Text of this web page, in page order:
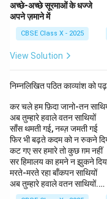
अच्छे-अच्छे सूरमाओं के धज्जे
अपने ज़माने में
CBSE Class X - 2025
View Solution
निम्नलिखित पठित काव्यांश को
कर चले हम फ़िदा जानो-तन
अब तुम्हारे हवाले वतन साथियों
साँस थमती गई, नब्ज़ जमती गई
फिर भी बढ़ते कदम को न रुकने
कट गए सर हमारे तो कुछ ग़म नहीं
सर हिमालय का हमने न झुकने
मरते-मरते रहा बाँकपन साथियों
अब तुम्हारे हवाले वतन साथियों.…